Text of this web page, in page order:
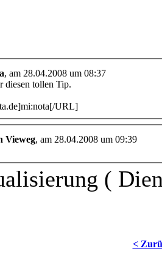
, am 28.04.2008 um 08:37
diesen tollen Tip.
URL]
Vieweg, am 28.04.2008 um 09:39
(
<